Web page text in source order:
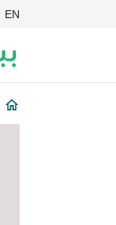
EN